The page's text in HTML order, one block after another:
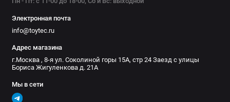
Электронная почта
info@toytec.ru
Адрес магазина
г.Москва , 8-я ул. Соколиной горы 15А, стр 24 Заезд с улицы
Бориса Жигуленкова д. 21А
Мы в сети